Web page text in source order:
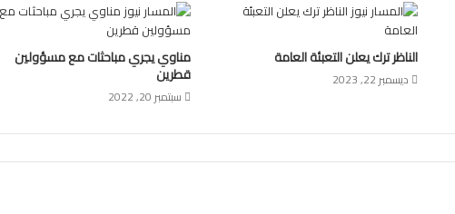
الناظر ترك يعلن التعبئة العامة
ديسمبر 22, 2023
مناوي يجري مباحثات مع مسؤولين
قطرين
سبتمبر 20, 2022